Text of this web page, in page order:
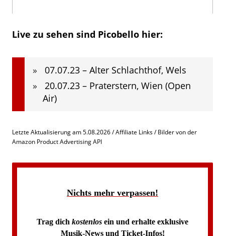
Live zu sehen sind Picobello hier:
07.07.23 – Alter Schlachthof, Wels
20.07.23 – Praterstern, Wien (Open
Air)
Letzte Aktualisierung am 5.08.2026 / Affiliate Links / Bilder von der
Amazon Product Advertising API
Nichts mehr verpassen!
Trag dich kostenlos ein und erhalte exklusive
Musik-News und Ticket-Infos!